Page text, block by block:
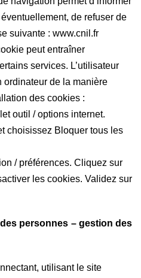
de refuser de
suivante : www.cnil.fr
peut entraîner
services. L’utilisateur
ordinateur de la manière
des cookies :
outil / options internet.
choisissez Bloquer tous les
/ préférences. Cliquez sur
les cookies. Validez sur
personnes – gestion des
utilisant le site